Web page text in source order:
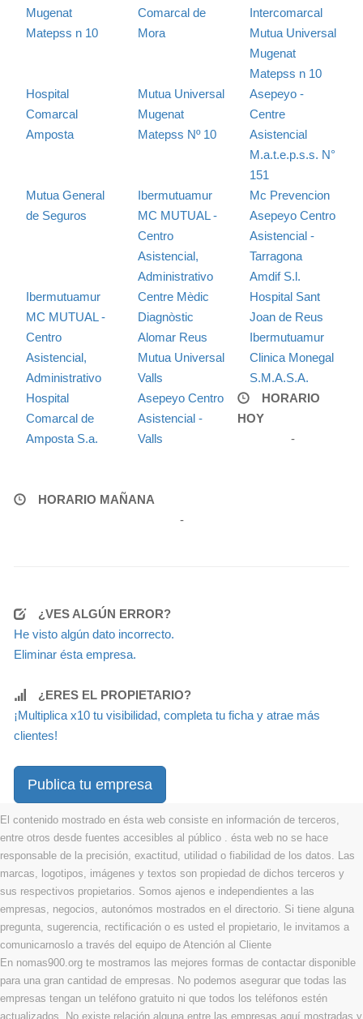
Mugenat
Matepss n 10
Comarcal de
Mora
Intercomarcal
Mutua Universal
Mugenat
Matepss n 10
Hospital
Comarcal
Amposta
Mutua Universal
Mugenat
Matepss Nº 10
Asepeyo -
Centre
Asistencial
M.a.t.e.p.s.s. N°
151
Mutua General
de Seguros
Ibermutuamur
MC MUTUAL -
Centro
Asistencial,
Administrativo
Mc Prevencion
Asepeyo Centro
Asistencial -
Tarragona
Amdif S.l.
Ibermutuamur
MC MUTUAL -
Centro
Asistencial,
Administrativo
Centre Mèdic
Diagnòstic
Alomar Reus
Hospital Sant
Joan de Reus
Ibermutuamur
Mutua Universal
Valls
Clinica Monegal
S.M.A.S.A.
Hospital
Comarcal de
Amposta S.a.
Asepeyo Centro
Asistencial -
Valls
HORARIO
HOY
-
HORARIO MAÑANA
-
¿VES ALGÚN ERROR?
He visto algún dato incorrecto.
Eliminar ésta empresa.
¿ERES EL PROPIETARIO?
¡Multiplica x10 tu visibilidad, completa tu ficha y atrae más
clientes!
Publica tu empresa
El contenido mostrado en ésta web consiste en información de terceros,
entre otros desde fuentes accesibles al público . ésta web no se hace
responsable de la precisión, exactitud, utilidad o fiabilidad de los datos. Las
marcas, logotipos, imágenes y textos son propiedad de dichos terceros y
sus respectivos propietarios. Somos ajenos e independientes a las
empresas, negocios, autonómos mostrados en el directorio. Si tiene alguna
pregunta, sugerencia, rectificación o es usted el propietario, le invitamos a
comunicarnoslo a través del equipo de Atención al Cliente
En nomas900.org te mostramos las mejores formas de contactar disponible
para una gran cantidad de empresas. No podemos asegurar que todas las
empresas tengan un teléfono gratuito ni que todos los teléfonos estén
actualizados. No existe relación alguna entre las empresas aquí mostradas y